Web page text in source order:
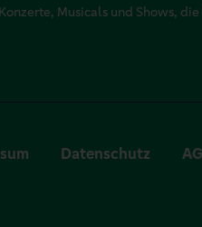
Musicals und Shows,
Datenschutz